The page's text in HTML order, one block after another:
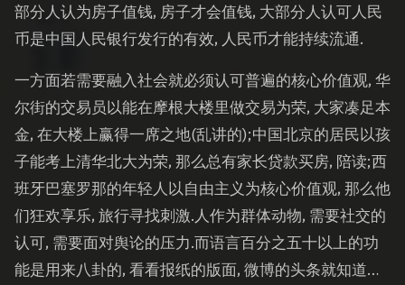
部分人认为房子值钱, 房子才会值钱, 大部分人认可人民
币是中国人民银行发行的有效, 人民币才能持续流通.
一方面若需要融入社会就必须认可普遍的核心价值观, 华
尔街的交易员以能在摩根大楼里做交易为荣, 大家凑足本
金, 在大楼上赢得一席之地(乱讲的);中国北京的居民以孩
子能考上清华北大为荣, 那么总有家长贷款买房, 陪读;西
班牙巴塞罗那的年轻人以自由主义为核心价值观, 那么他
们狂欢享乐, 旅行寻找刺激.人作为群体动物, 需要社交的
认可, 需要面对舆论的压力.而语言百分之五十以上的功
能是用来八卦的, 看看报纸的版面, 微博的头条就知道…